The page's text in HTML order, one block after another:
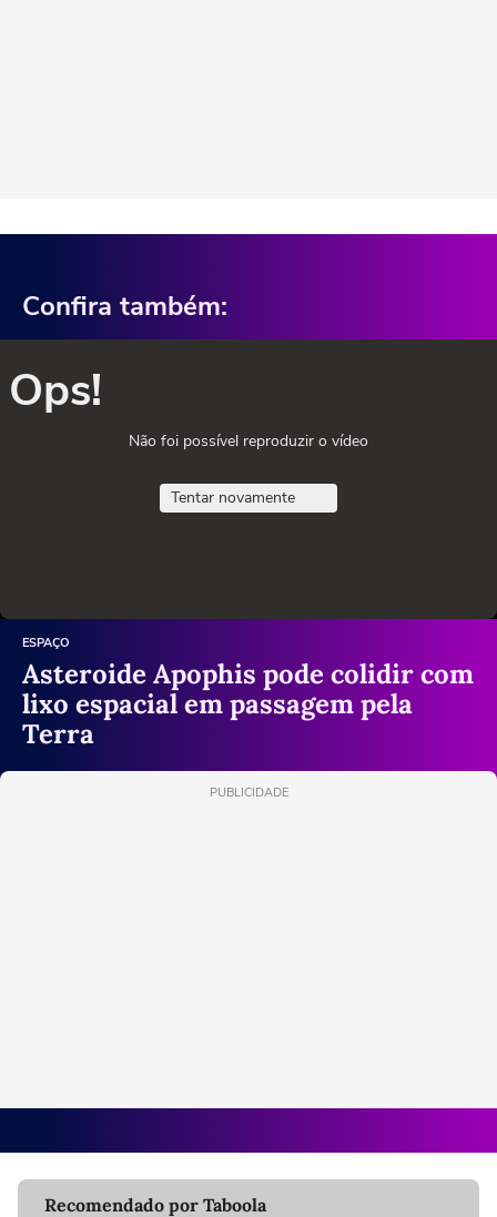
Confira também:
Ops!
Não foi possível reproduzir o vídeo
Tentar novamente
ESPAÇO
Asteroide Apophis pode colidir com
lixo espacial em passagem pela
Terra
PUBLICIDADE
Recomendado por Taboola